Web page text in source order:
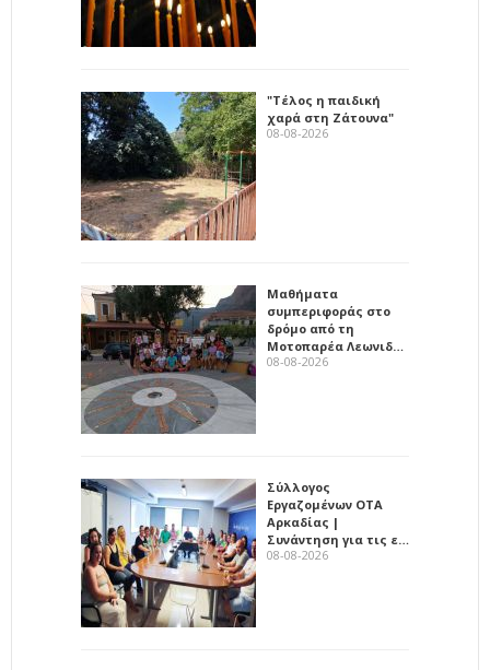
"Τέλος η παιδική
χαρά στη Ζάτουνα"
08-08-2026
Μαθήματα
συμπεριφοράς στο
δρόμο από τη
Μοτοπαρέα Λεωνιδ…
08-08-2026
Σύλλογος
Εργαζομένων ΟΤΑ
Αρκαδίας |
Συνάντηση για τις ε…
08-08-2026